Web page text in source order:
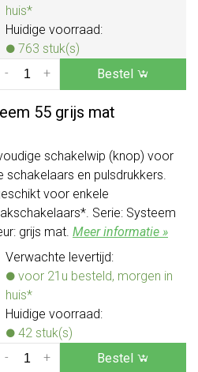
huis*
Huidige voorraad:
763 stuk(s)
+
- Bestel
55 grijs mat
schakelwip (knop) voor
schakelaars en pulsdrukkers.
voor enkele
Serie: Systeem
grijs mat. Meer informatie »
Verwachte levertijd:
voor 21u besteld, morgen in
huis*
Huidige voorraad:
42 stuk(s)
+
- Bestel